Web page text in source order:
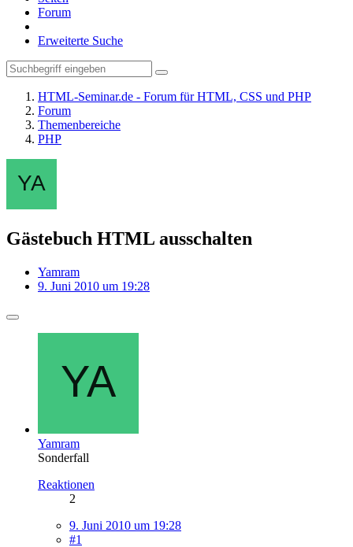
Forum
Erweiterte Suche
HTML-Seminar.de - Forum für HTML, CSS und PHP
Forum
Themenbereiche
PHP
Gästebuch HTML ausschalten
Yamram
9. Juni 2010 um 19:28
Yamram
Sonderfall
Reaktionen
2
9. Juni 2010 um 19:28
#1